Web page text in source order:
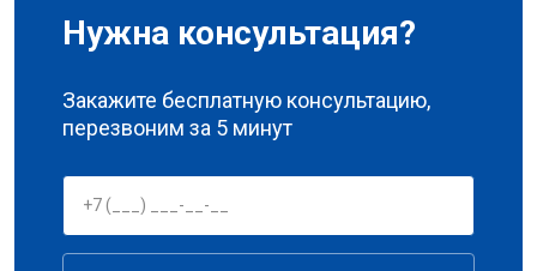
Нужна консультация?
Закажите бесплатную консультацию,
перезвоним за 5 минут